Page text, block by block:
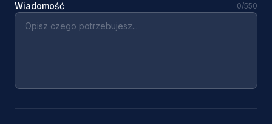
Wiadomość 0/550